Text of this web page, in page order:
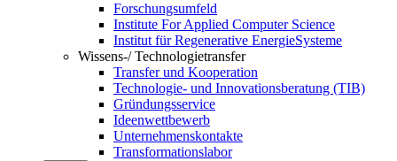
Forschungsumfeld
Institute For Applied Computer Science
Institut für Regenerative EnergieSysteme
Wissens-/ Technologietransfer
Transfer und Kooperation
Technologie- und Innovationsberatung (TIB)
Gründungsservice
Ideenwettbewerb
Unternehmenskontakte
Transformationslabor